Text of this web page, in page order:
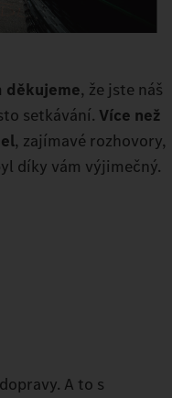
děkujeme, že jste náš
setkávání. Více než
, zajímavé rozhovory,
díky vám výjimečný.
A to s